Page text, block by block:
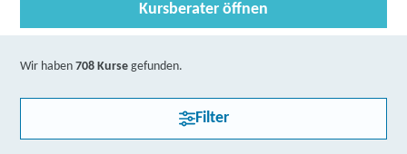
Kursberater öffnen
Wir haben708 Kurse gefunden.
Filter